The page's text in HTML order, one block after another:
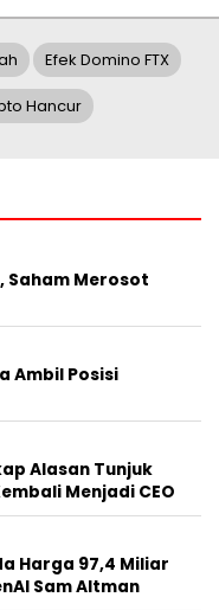
Efek Domino FTX
Hancur
Saham Merosot
Ambil Posisi
Alasan Tunjuk
Menjadi CEO
Harga 97,4 Miliar
Sam Altman